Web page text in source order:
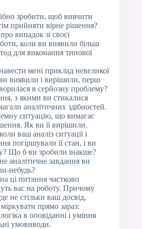
зробити, щоб вивчити
прийняти вірне рішення?
випадок зі своєї
коли ви виявили більш
для виконання типової
мені приклад невеликої
виявили і вирішили, перш
в серйозну проблему?
з якими ви стикалися
аналітичних здібностей.
ситуацію, що вимагає
Як ви її вирішили.
ваш аналіз ситуації і
погіршували її стан, і ви
Що б ви зробили інакше?
аналітичне завдання ви
небудь?
ці питання частково
вас на роботу. Причому
не стільки ваш досвід,
прямо зараз:
в оповіданні і уміння
умовиводи.